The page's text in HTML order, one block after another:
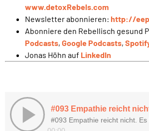
www.detoxRebels.com
Newsletter abonnieren: http://
Abonniere den Rebellisch gesund
Podcasts, Google Podcasts,
Jonas Höhn auf LinkedIn